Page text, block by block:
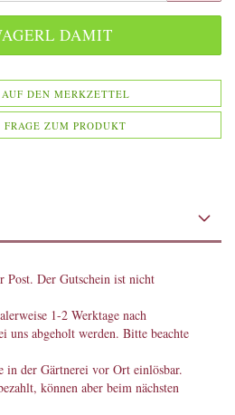
AUF DEN MERKZETTEL
FRAGE ZUM PRODUKT
Post. Der Gutschein ist nicht
1-2 Werktage nach
uns abgeholt werden. Bitte beachte
in der Gärtnerei vor Ort einlösbar.
können aber beim nächsten